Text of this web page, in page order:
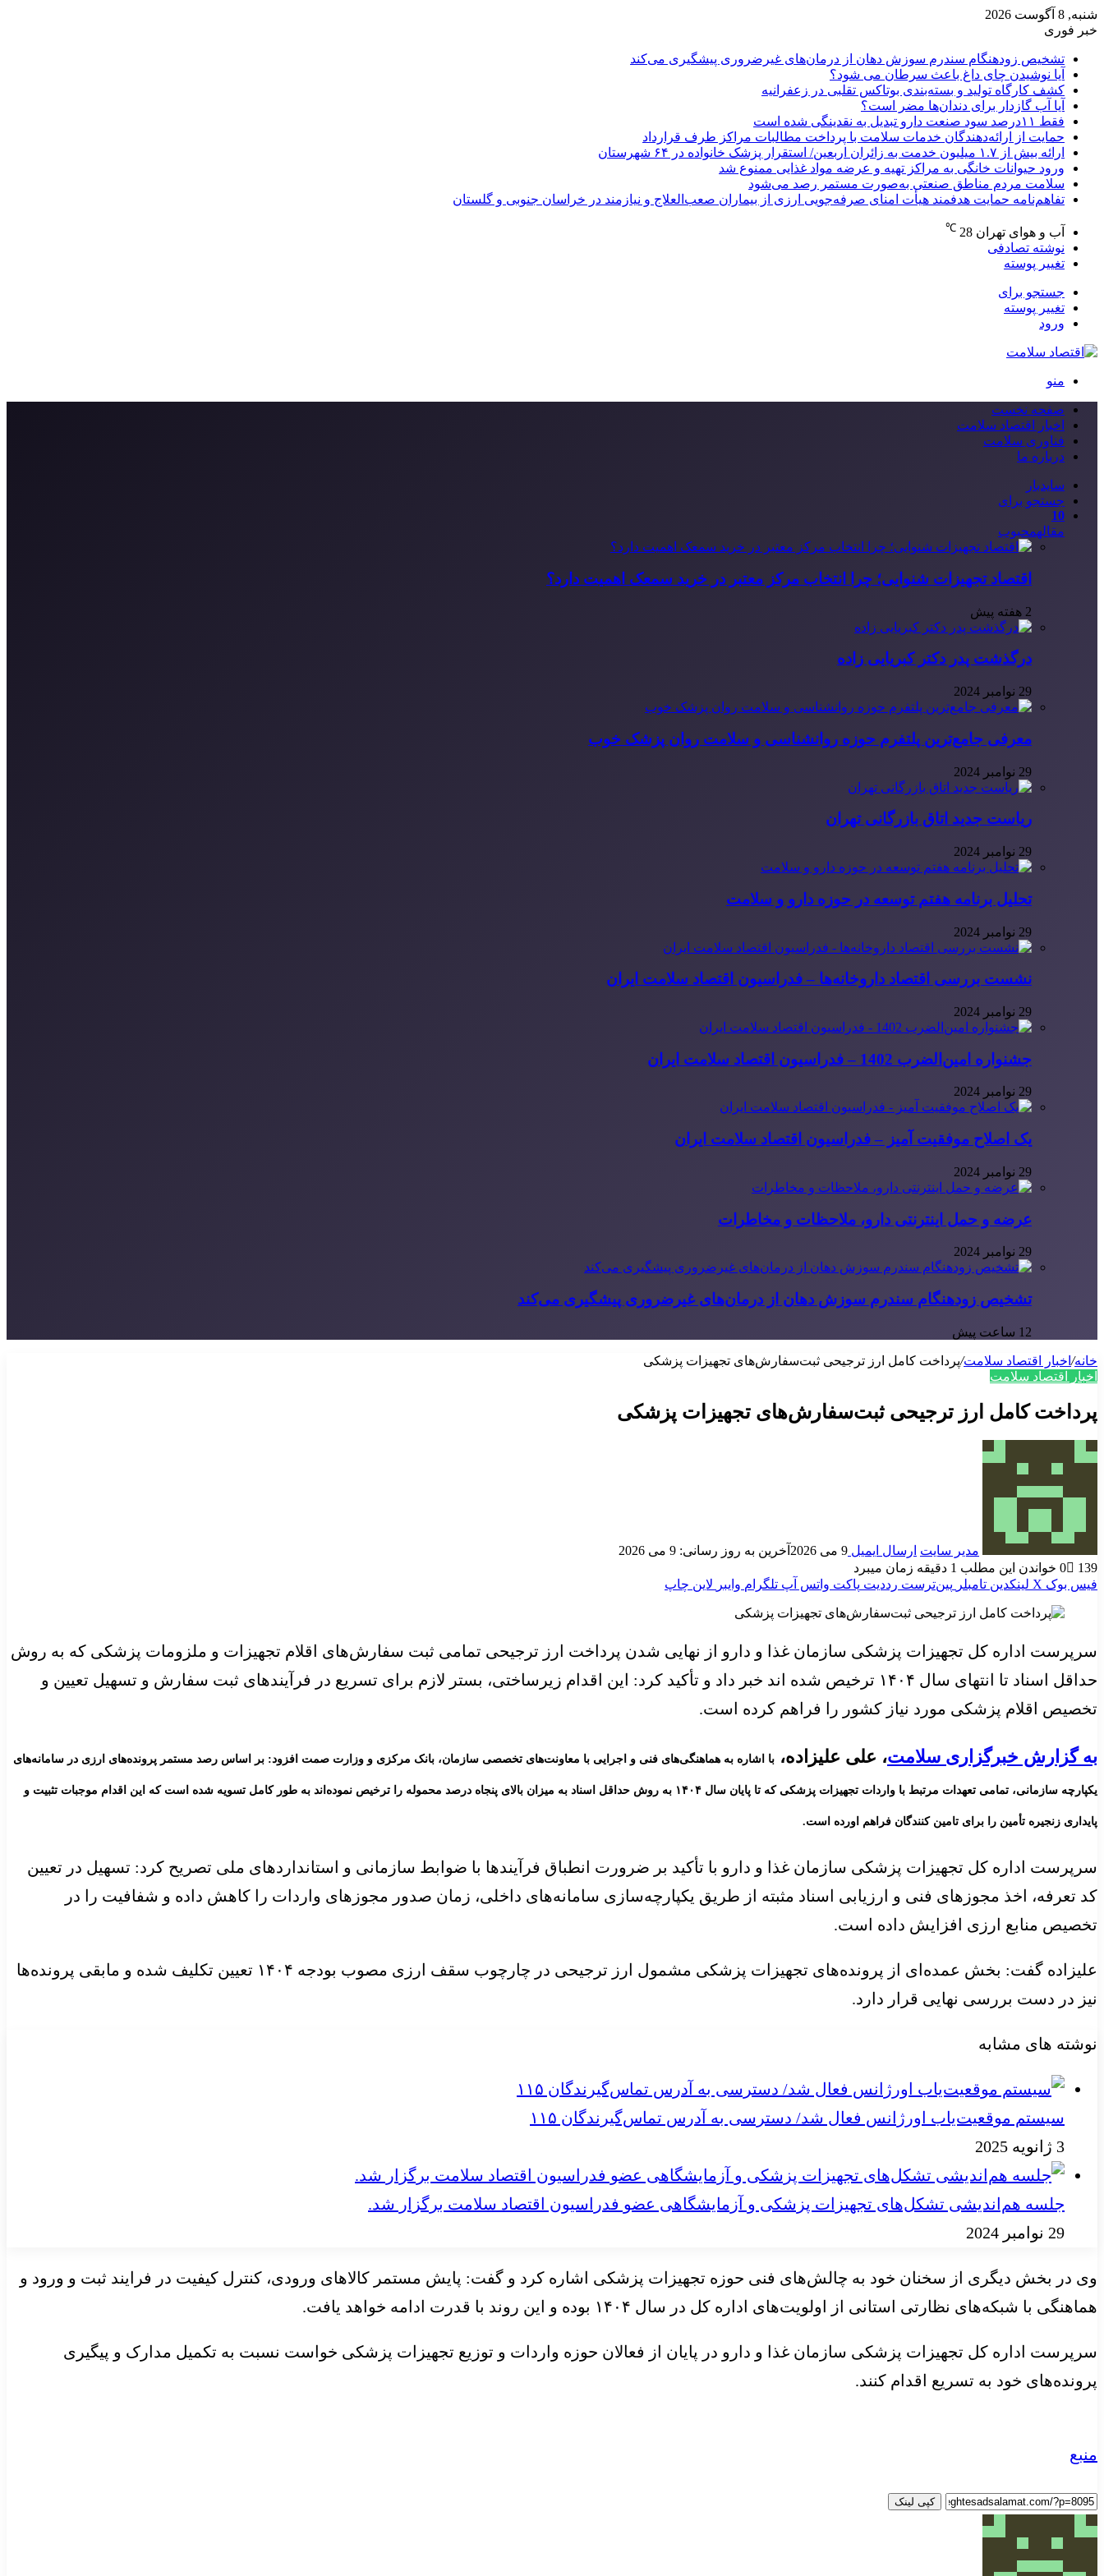
شنبه, 8 آگوست 2026
خبر فوری
تشخیص زودهنگام سندرم سوزش دهان از درمان‌های غیرضروری پیشگیری می‌کند
آیا نوشیدن چای داغ باعث سرطان می شود؟
کشف کارگاه تولید و بسته‌بندی بوتاکس تقلبی در زعفرانیه
آیا آب گازدار برای دندان‌ها مضر است؟
فقط ۱۱‌درصد سود صنعت دارو تبدیل به نقدینگی شده است
حمایت از ارائه‌دهندگان خدمات سلامت با پرداخت مطالبات مراکز طرف قرارداد
ارائه بیش از ۱.۷ میلیون خدمت به زائران اربعین/ استقرار پزشک خانواده در ۶۴ شهرستان
ورود حیوانات خانگی به مراکز تهیه و عرضه مواد غذایی ممنوع شد
سلامت مردم مناطق صنعتی به‌صورت مستمر رصد می‌شود
تفاهم‌نامه حمایت هدفمند هیأت امنای صرفه‌جویی ارزی از بیماران صعب‌العلاج و نیازمند در خراسان جنوبی و گلستان
آب و هوای تهران 28
℃
نوشته تصادفی
تغییر پوسته
جستجو برای
تغییر پوسته
ورود
منو
صفحه نخست
اخبار اقتصاد سلامت
فناوری سلامت
درباره ما
سایدبار
جستجو برای
10
مقالهمحبوب
اقتصاد تجهیزات شنوایی؛ چرا انتخاب مرکز معتبر در خرید سمعک اهمیت دارد؟
2 هفته پیش
درگذشت پدر دکتر کبریایی زاده
29 نوامبر 2024
معرفی جامع‌ترین پلتفرم حوزه روانشناسی و سلامت روان پزشک خوب
29 نوامبر 2024
ریاست جدید اتاق بازرگانی تهران
29 نوامبر 2024
تحلیل برنامه هفتم توسعه در حوزه دارو و سلامت
29 نوامبر 2024
نشست بررسی اقتصاد داروخانه‌ها – فدراسیون اقتصاد سلامت ایران
29 نوامبر 2024
جشنواره امین‌الضرب 1402 – فدراسیون اقتصاد سلامت ایران
29 نوامبر 2024
یک اصلاح موفقیت آمیز – فدراسیون اقتصاد سلامت ایران
29 نوامبر 2024
عرضه و حمل اینترنتی دارو، ملاحظات و مخاطرات
29 نوامبر 2024
تشخیص زودهنگام سندرم سوزش دهان از درمان‌های غیرضروری پیشگیری می‌کند
12 ساعت پیش
خانه/ اخبار اقتصاد سلامت/پرداخت کامل ارز ترجیحی ثبت‌سفارش‌های تجهیزات پزشکی
اخبار اقتصاد سلامت
پرداخت کامل ارز ترجیحی ثبت‌سفارش‌های تجهیزات پزشکی
مدیر سایت ارسال ایمیل 9 می 2026
آخرین به روز رسانی: 9 می 2026
0
139
خواندن این مطلب 1 دقیقه زمان میبرد
فیس بوک X لینکدین ‫تامبلر ‫پین‌ترست ‫رددیت پاکت واتس آپ تلگرام وایبر لاین چاپ
سرپرست اداره کل تجهیزات پزشکی سازمان غذا و دارو از نهایی شدن پرداخت ارز ترجیحی تمامی ثبت سفارش‌های اقلام تجهیزات و ملزومات پزشکی که به روش
حداقل اسناد تا انتهای سال ۱۴۰۴ ترخیص شده اند خبر داد و تأکید کرد: این اقدام زیرساختی، بستر لازم برای تسریع در فرآیندهای ثبت سفارش و تسهیل تعیین و
تخصیص اقلام پزشکی مورد نیاز کشور را فراهم کرده است.
به گزارش خبرگزاری سلامت، علی علیزاده، با اشاره به هماهنگی‌های فنی و اجرایی با معاونت‌های تخصصی سازمان، بانک مرکزی و وزارت صمت افزود: بر اساس رصد مستمر پرونده‌های ارزی در سامانه‌های
یکپارچه سازمانی، تمامی تعهدات مرتبط با واردات تجهیزات پزشکی که تا پایان سال ۱۴۰۴ به روش حداقل اسناد به میزان بالای پنجاه درصد محموله را ترخیص نموده‌اند به طور کامل تسویه شده است که این اقدام موجبات تثبیت و
پایداری زنجیره تأمین را برای تامین کنندگان فراهم اورده است.
سرپرست اداره کل تجهیزات پزشکی سازمان غذا و دارو با تأکید بر ضرورت انطباق فرآیندها با ضوابط سازمانی و استانداردهای ملی تصریح کرد: تسهیل در تعیین
کد تعرفه، اخذ مجوزهای فنی و ارزیابی اسناد مثبته از طریق یکپارچه‌سازی سامانه‌های داخلی، زمان صدور مجوزهای واردات را کاهش داده و شفافیت را در
تخصیص منابع ارزی افزایش داده است.
علیزاده گفت: بخش عمده‌ای از پرونده‌های تجهیزات پزشکی مشمول ارز ترجیحی در چارچوب سقف ارزی مصوب بودجه ۱۴۰۴ تعیین تکلیف شده و مابقی پرونده‌ها
نیز در دست بررسی نهایی قرار دارد.
نوشته های مشابه
سیستم موقعیت‌یاب اورژانس فعال شد/ دسترسی به آدرس تماس‌گیرندگان ۱۱۵
3 ژانویه 2025
جلسه هم‌اندیشی تشکل‌های تجهیزات پزشکی و آزمایشگاهی عضو فدراسیون اقتصاد سلامت برگزار شد.
29 نوامبر 2024
وی در بخش دیگری از سخنان خود به چالش‌های فنی حوزه تجهیزات پزشکی اشاره کرد و گفت: پایش مستمر کالاهای ورودی، کنترل کیفیت در فرایند ثبت و ورود و
هماهنگی با شبکه‌های نظارتی استانی از اولویت‌های اداره کل در سال ۱۴۰۴ بوده و این روند با قدرت ادامه خواهد یافت.
سرپرست اداره کل تجهیزات پزشکی سازمان غذا و دارو در پایان از فعالان حوزه واردات و توزیع تجهیزات پزشکی خواست نسبت به تکمیل مدارک و پیگیری
پرونده‌های خود به تسریع اقدام کنند.
منبع
کپی لینک